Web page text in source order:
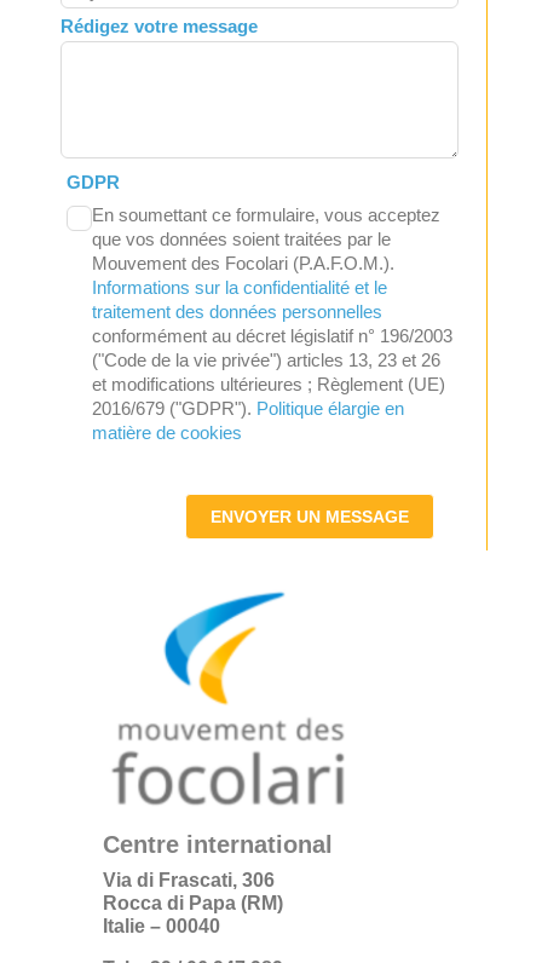
Rédigez votre message
GDPR
En soumettant ce formulaire, vous acceptez
que vos données soient traitées par le
Mouvement des Focolari (P.A.F.O.M.).
Informations sur la confidentialité et le
traitement des données personnelles
conformément au décret législatif n° 196/2003
("Code de la vie privée") articles 13, 23 et 26
et modifications ultérieures ; Règlement (UE)
2016/679 ("GDPR"). Politique élargie en
matière de cookies
ENVOYER UN MESSAGE
Centre international
Via di Frascati, 306
Rocca di Papa (RM)
Italie – 00040